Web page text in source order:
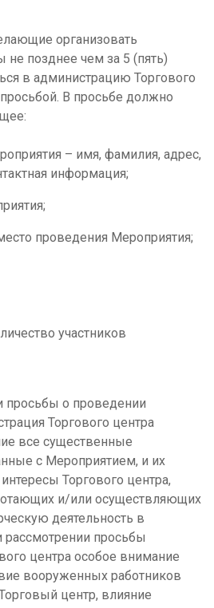
организовать
не позднее чем за 5 (пять)
в администрацию Торгового
В просьбе должно
– имя, фамилия, адрес,
информация;
проведения Мероприятия;
участников
просьбы о проведении
Торгового центра
все существенные
с Мероприятием, и их
Торгового центра,
и/или осуществляющих
деятельность в
просьбы
центра особое внимание
вооруженных работников
центр, влияние